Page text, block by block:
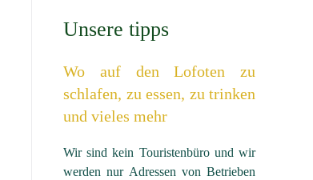
Unsere tipps
Wo auf den Lofoten zu
schlafen, zu essen, zu trinken
und vieles mehr
Wir sind kein Touristenbüro und wir
werden nur Adressen von Betrieben